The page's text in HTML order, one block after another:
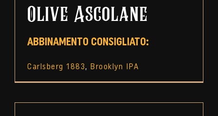
Olive Ascolane
ABBINAMENTO CONSIGLIATO:
Carlsberg 1883, Brooklyn IPA